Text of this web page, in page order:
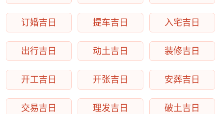
订婚吉日 提车吉日 入宅吉日
出行吉日 动土吉日 装修吉日
开工吉日 开张吉日 安葬吉日
交易吉日 理发吉日 破土吉日